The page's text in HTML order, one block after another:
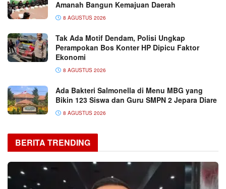
Amanah Bangun Kemajuan Daerah
8 AGUSTUS 2026
Tak Ada Motif Dendam, Polisi Ungkap
Perampokan Bos Konter HP Dipicu Faktor
Ekonomi
8 AGUSTUS 2026
Ada Bakteri Salmonella di Menu MBG yang
Bikin 123 Siswa dan Guru SMPN 2 Jepara Diare
8 AGUSTUS 2026
BERITA TRENDING